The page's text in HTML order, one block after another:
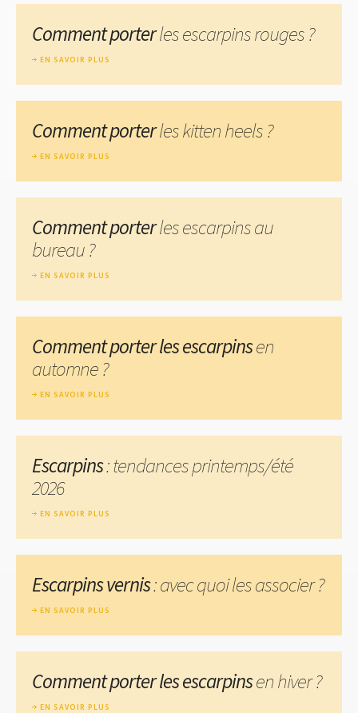
Comment porterles escarpins rouges ?
EN SAVOIR PLUS
Comment porterles kitten heels ?
EN SAVOIR PLUS
Comment porterles escarpins au
bureau ?
EN SAVOIR PLUS
Comment porter les escarpinsen
automne ?
EN SAVOIR PLUS
Escarpins: tendances printemps/été
2026
EN SAVOIR PLUS
Escarpins vernis: avec quoi les associer ?
EN SAVOIR PLUS
Comment porter les escarpinsen hiver ?
EN SAVOIR PLUS